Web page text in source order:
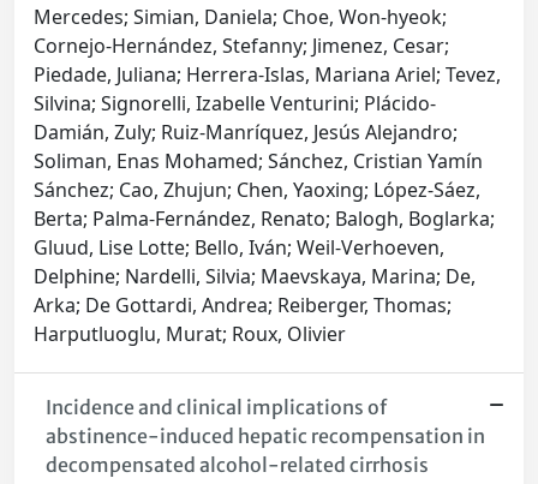
Mercedes; Simian, Daniela; Choe, Won-hyeok;
Cornejo-Hernández, Stefanny; Jimenez, Cesar;
Piedade, Juliana; Herrera-Islas, Mariana Ariel; Tevez,
Silvina; Signorelli, Izabelle Venturini; Plácido-
Damián, Zuly; Ruiz-Manríquez, Jesús Alejandro;
Soliman, Enas Mohamed; Sánchez, Cristian Yamín
Sánchez; Cao, Zhujun; Chen, Yaoxing; López-Sáez,
Berta; Palma-Fernández, Renato; Balogh, Boglarka;
Gluud, Lise Lotte; Bello, Iván; Weil-Verhoeven,
Delphine; Nardelli, Silvia; Maevskaya, Marina; De,
Arka; De Gottardi, Andrea; Reiberger, Thomas;
Harputluoglu, Murat; Roux, Olivier
Incidence and clinical implications of
abstinence-induced hepatic recompensation in
decompensated alcohol-related cirrhosis